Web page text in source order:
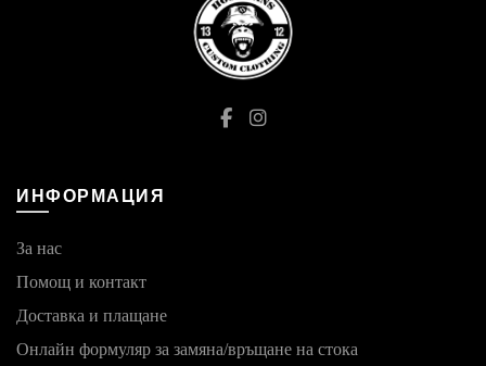
ИНФОРМАЦИЯ
За нас
Помощ и контакт
Доставка и плащане
Онлайн формуляр за замяна/връщане на стока